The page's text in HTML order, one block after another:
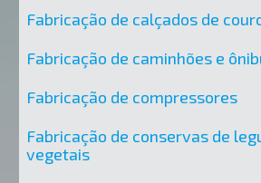
Fabricação de calçados de
Fabricação de caminhões e
Fabricação de compressores
Fabricação de conservas de
vegetais